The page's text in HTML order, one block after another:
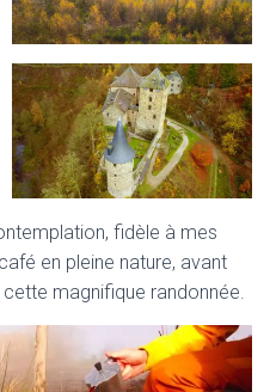
fidèle à mes
en pleine nature, avant
magnifique randonnée.